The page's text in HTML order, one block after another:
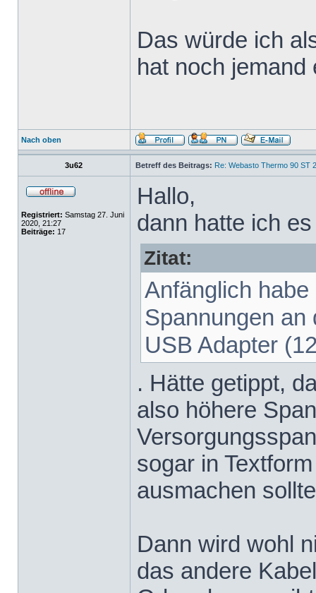
Das würde ich
hat noch
Nach oben
3u62 Betreff des Beitrags: Re: Webasto Thermo 90 ST
Registriert: Samstag 27. Juni
2020, 21:27
Beiträge: 17
Hallo,
dann hatte ich
Zitat:
Anfänglich
Spannungen an
USB Adapter
. Hätte getippt,
also höhere
sogar in
ausmachen
Dann wird wohl
das andere